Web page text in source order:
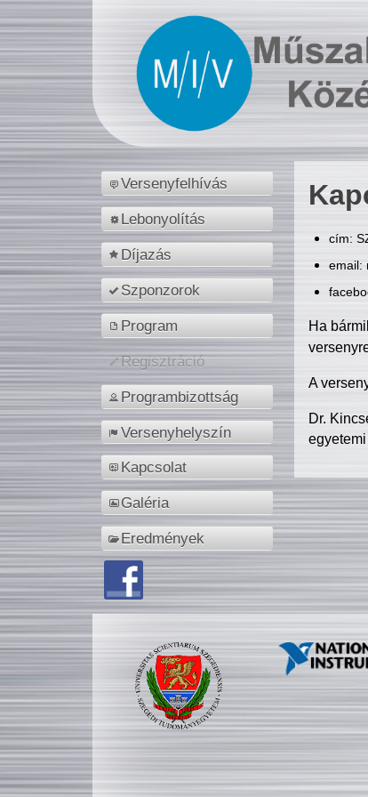
Versenyfelhívás
Lebonyolítás
Díjazás
Szponzorok
Program
Regisztráció
Programbizottság
Versenyhelyszín
Kapcsolat
Galéria
Eredmények
cím:
email:
Ha
A
Dr.